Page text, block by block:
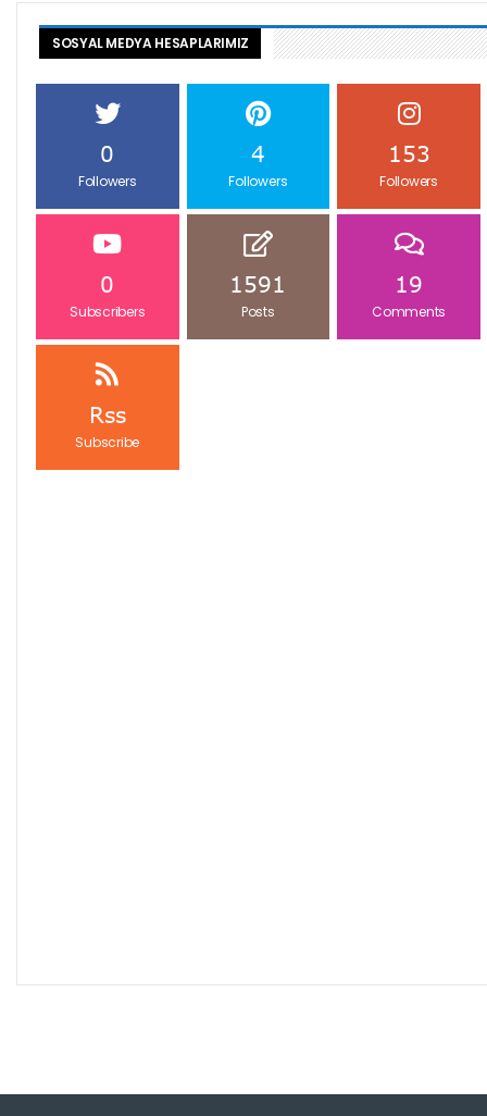
SOSYAL MEDYA HESAPLARIMIZ
0
Followers
4
Followers
153
Followers
0
Subscribers
1591
Posts
19
Comments
Rss
Subscribe